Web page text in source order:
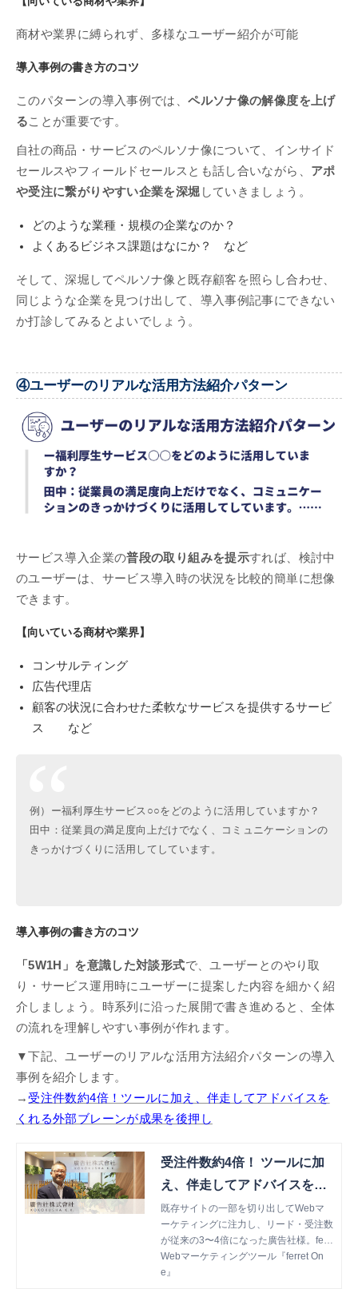
商材や業界に縛られず、多様なユーザー紹介が可能
導入事例の書き方のコツ
このパターンの導入事例では、ペルソナ像の解像度を上げ
ることが重要です。
自社の商品・サービスのペルソナ像について、インサイド
セールスやフィールドセールスとも話し合いながら、 アポ
や受注に繋がりやすい企業を深堀 していきましょう。
どのような業種・規模の企業なのか？
よくあるビジネス課題はなにか？ など
そして、深堀してペルソナ像と既存顧客を照らし合わせ、
同じような企業を見つけ出して、導入事例記事にできない
か打診してみるとよいでしょう。
④ユーザーのリアルな活用方法紹介パターン
サービス導入企業の普段の取り組みを提示すれば、検討中
のユーザーは、サービス導入時の状況を比較的簡単に想像
できます。
【向いている商材や業界】
コンサルティング
広告代理店
顧客の状況に合わせた柔軟なサービスを提供するサービ
ス など
例）ー福利厚生サービス○○をどのように活用していますか？
田中：従業員の満足度向上だけでなく、コミュニケーションの
きっかけづくりに活用してしています。
導入事例の書き方のコツ
「5W1H」を意識した対談形式で、ユーザーとのやり取
り・サービス運用時にユーザーに提案した内容を細かく紹
介しましょう。時系列に沿った展開で書き進めると、全体
の流れを理解しやすい事例が作れます。
▼下記、ユーザーのリアルな活用方法紹介パターンの導入
事例を紹介します。
→ 受注件数約4倍！ツールに加え、伴走してアドバイスを
くれる外部ブレーンが成果を後押し
受注件数約4倍！ ツールに加
え、伴走してアドバイスをく
れる外部ブレーンが成果を後
押し
既存サイトの一部を切り出してWebマ
ーケティングに注力し、リード・受注数
が従来の3〜4倍になった廣告社様。ferr
et One導入の経緯と現在の施策の状況に
ついてお伺いしました。
Webマーケティングツール『ferret On
e』